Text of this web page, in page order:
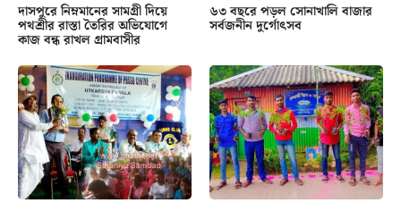
দাসপুরে নিম্নমানের সামগ্রী দিয়ে
পথশ্রীর রাস্তা তৈরির অভিযোগে
কাজ বন্ধ রাখল গ্রামবাসীর
৬৩ বছরে পড়ল সোনাখালি বাজার
সর্বজনীন দুর্গোৎসব